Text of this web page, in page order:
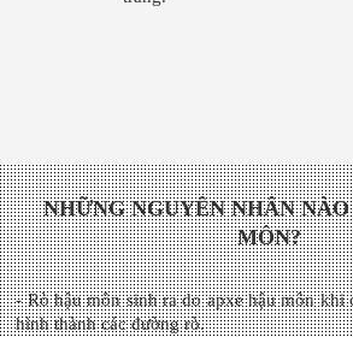
NHỮNG NGUYÊN NHÂN
MÔN?
- Rò hậu môn sinh ra do apxe hậu môn khi
hình thành các đường rò.